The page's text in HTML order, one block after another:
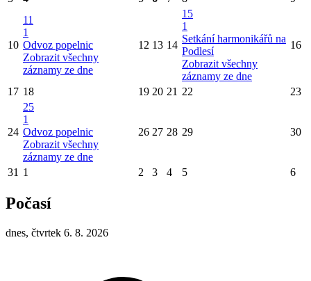
10
11
1
Odvoz popelnic
Zobrazit všechny
záznamy ze dne
12 13 14
15
1
Setkání harmonikářů na
Podlesí
Zobrazit všechny
záznamy ze dne
16
17 18 19 20 21 22 23
24
25
1
Odvoz popelnic
Zobrazit všechny
záznamy ze dne
26 27 28 29 30
31 1 2 3 4 5 6
Počasí
dnes, čtvrtek 6. 8. 2026